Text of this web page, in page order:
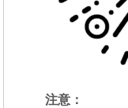
注意：